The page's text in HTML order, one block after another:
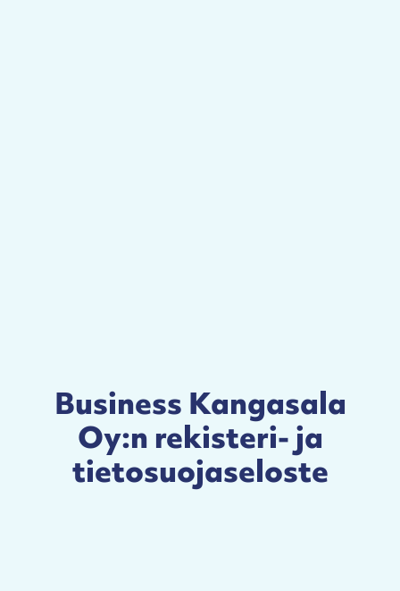
Business Kangasala
Oy:n rekisteri- ja
tietosuojaseloste